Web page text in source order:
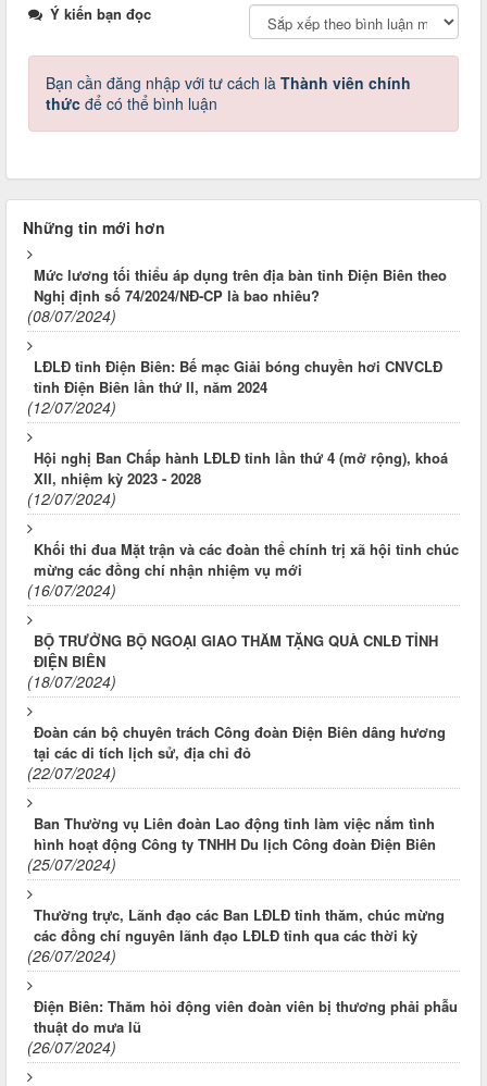
Ý kiến bạn đọc
Bạn cần đăng nhập với tư cách là Thành viên chính
thức để có thể bình luận
Những tin mới hơn
Mức lương tối thiểu áp dụng trên địa bàn tỉnh Điện Biên theo
Nghị định số 74/2024/NĐ-CP là bao nhiêu?
(08/07/2024)
LĐLĐ tỉnh Điện Biên: Bế mạc Giải bóng chuyền hơi CNVCLĐ
tỉnh Điện Biên lần thứ II, năm 2024
(12/07/2024)
Hội nghị Ban Chấp hành LĐLĐ tỉnh lần thứ 4 (mở rộng), khoá
XII, nhiệm kỳ 2023 - 2028
(12/07/2024)
Khối thi đua Mặt trận và các đoàn thể chính trị xã hội tỉnh chúc
mừng các đồng chí nhận nhiệm vụ mới
(16/07/2024)
BỘ TRƯỞNG BỘ NGOẠI GIAO THĂM TẶNG QUÀ CNLĐ TỈNH
ĐIỆN BIÊN
(18/07/2024)
Đoàn cán bộ chuyên trách Công đoàn Điện Biên dâng hương
tại các di tích lịch sử, địa chỉ đỏ
(22/07/2024)
Ban Thường vụ Liên đoàn Lao động tỉnh làm việc nắm tình
hình hoạt động Công ty TNHH Du lịch Công đoàn Điện Biên
(25/07/2024)
Thường trực, Lãnh đạo các Ban LĐLĐ tỉnh thăm, chúc mừng
các đồng chí nguyên lãnh đạo LĐLĐ tỉnh qua các thời kỳ
(26/07/2024)
Điện Biên: Thăm hỏi động viên đoàn viên bị thương phải phẫu
thuật do mưa lũ
(26/07/2024)